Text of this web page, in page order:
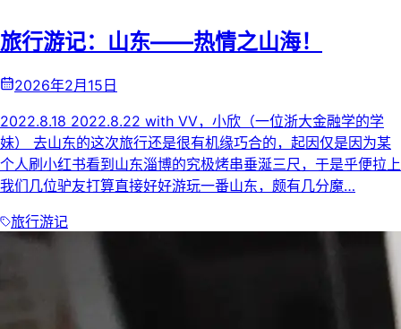
旅行游记：山东——热情之山海！
2026年2月15日
2022.8.18 2022.8.22 with VV，小欣（一位浙大金融学的学
妹） 去山东的这次旅行还是很有机缘巧合的，起因仅是因为某
个人刷小红书看到山东淄博的究极烤串垂涎三尺，于是乎便拉上
我们几位驴友打算直接好好游玩一番山东，颇有几分魔…
旅行游记